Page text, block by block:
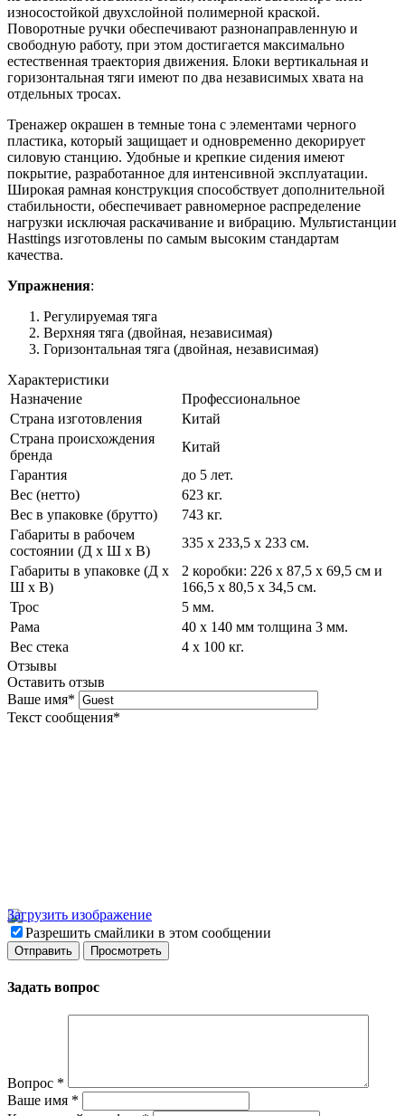
износостойкой двухслойной полимерной краской.
Поворотные ручки обеспечивают разнонаправленную и
свободную работу, при этом достигается максимально
естественная траектория движения. Блоки вертикальная и
горизонтальная тяги имеют по два независимых хвата на
отдельных тросах.
Тренажер окрашен в темные тона с элементами черного
пластика, который защищает и одновременно декорирует
силовую станцию. Удобные и крепкие сидения имеют
покрытие, разработанное для интенсивной эксплуатации.
Широкая рамная конструкция способствует дополнительной
стабильности, обеспечивает равномерное распределение
нагрузки исключая раскачивание и вибрацию. Мультистанции
Hasttings изготовлены по самым высоким стандартам
качества.
Упражнения:
Регулируемая тяга
Верхняя тяга (двойная, независимая)
Горизонтальная тяга (двойная, независимая)
Характеристики
Назначение
Профессиональное
Страна изготовления
Китай
Страна происхождения
бренда
Китай
Гарантия
до 5 лет.
Вес (нетто)
623 кг.
Вес в упаковке (брутто)
743 кг.
Габариты в рабочем
состоянии (Д х Ш х В)
335 х 233,5 х 233 см.
Габариты в упаковке (Д х
Ш х В)
2 коробки: 226 х 87,5 х 69,5 см и
166,5 х 80,5 х 34,5 см.
Трос
5 мм.
Рама
40 х 140 мм толщина 3 мм.
Вес стека
4 х 100 кг.
Отзывы
Оставить отзыв
Ваше имя*
Текст сообщения*
Загрузить изображение
Разрешить смайлики в этом сообщении
Задать вопрос
Вопрос *
Ваше имя *